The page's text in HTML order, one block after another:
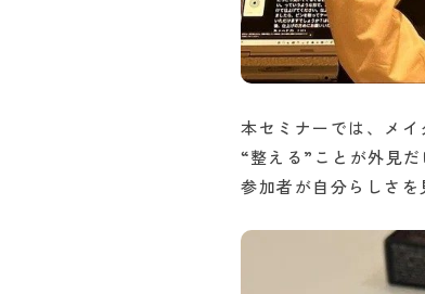
本セミナーでは、メイ
“整える”ことが外見
参加者が自分らしさを